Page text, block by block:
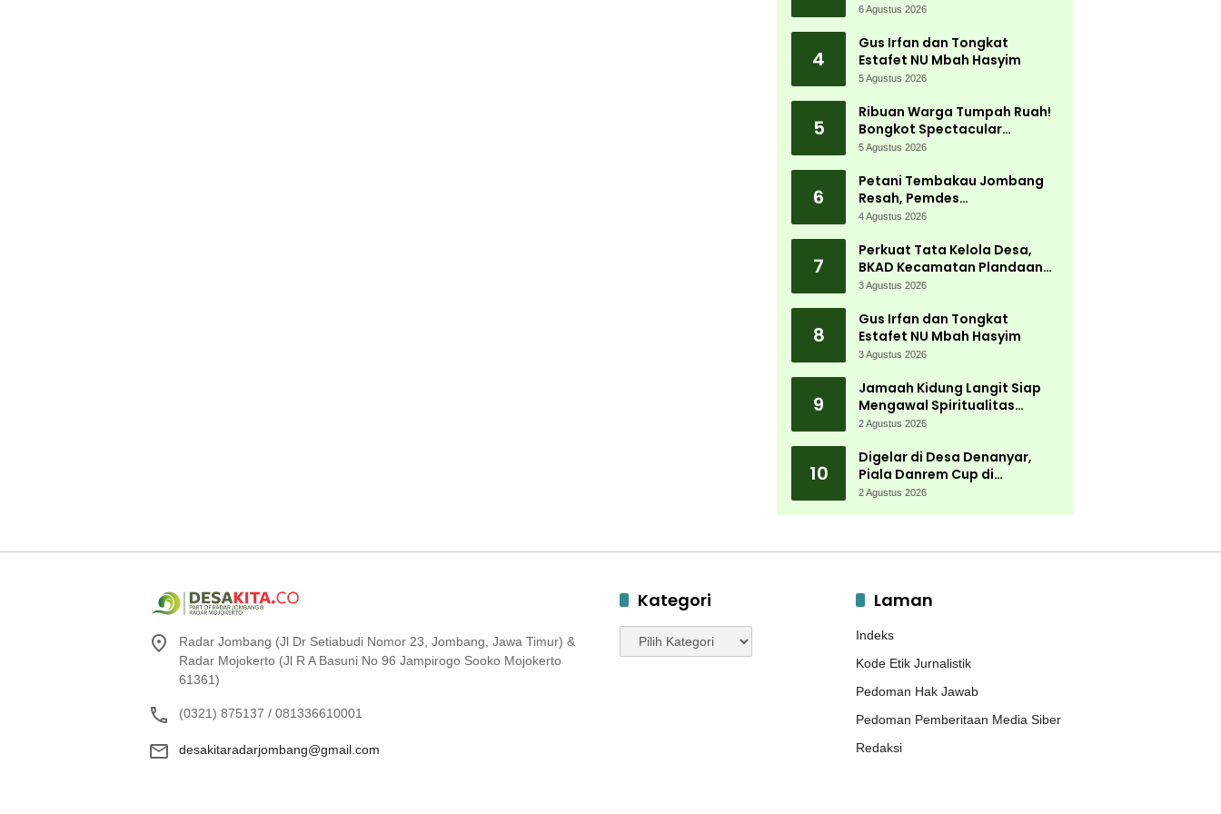
Jadi Magnet Ribuan
6 Agustus 2026
4
Gus Irfan dan Tongkat
Estafet NU Mbah Hasyim
5 Agustus 2026
5
Ribuan Warga Tumpah Ruah!
Bongkot Spectacular
Carnival 2026 Jadi Pesta
Peterongan
5 Agustus 2026
6
Petani Tembakau Jombang
Resah, Pemdes
Tanjungwadung dan Disperta
4 Agustus 2026
7
Perkuat Tata Kelola Desa,
BKAD Kecamatan Plandaan
Gelar Pelatihan Aparatur
3 Agustus 2026
8
Gus Irfan dan Tongkat
Estafet NU Mbah Hasyim
3 Agustus 2026
9
Jamaah Kidung Langit Siap
Mengawal Spiritualitas
Muktamar NU
2 Agustus 2026
10
Digelar di Desa Denanyar,
Piala Danrem Cup di
Jombang Fokus Cetak Bibit
2 Agustus 2026
Radar Jombang (Jl Dr Setiabudi Nomor 23, Jombang, Jawa Timur) &
Radar Mojokerto (Jl R A Basuni No 96 Jampirogo Sooko Mojokerto
61361)
(0321) 875137 / 081336610001
desakitaradarjombang@gmail.com
Kategori
Kategori
Laman
Indeks
Kode Etik Jurnalistik
Pedoman Hak Jawab
Pedoman Pemberitaan Media Siber
Redaksi